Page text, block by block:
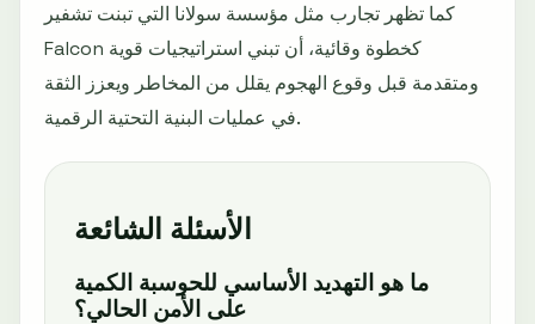
كما تظهر تجارب مثل مؤسسة سولانا التي تبنت تشفير
Falcon كخطوة وقائية، أن تبني استراتيجيات قوية
ومتقدمة قبل وقوع الهجوم يقلل من المخاطر ويعزز الثقة
في عمليات البنية التحتية الرقمية.
الأسئلة الشائعة
ما هو التهديد الأساسي للحوسبة الكمية
على الأمن الحالي؟